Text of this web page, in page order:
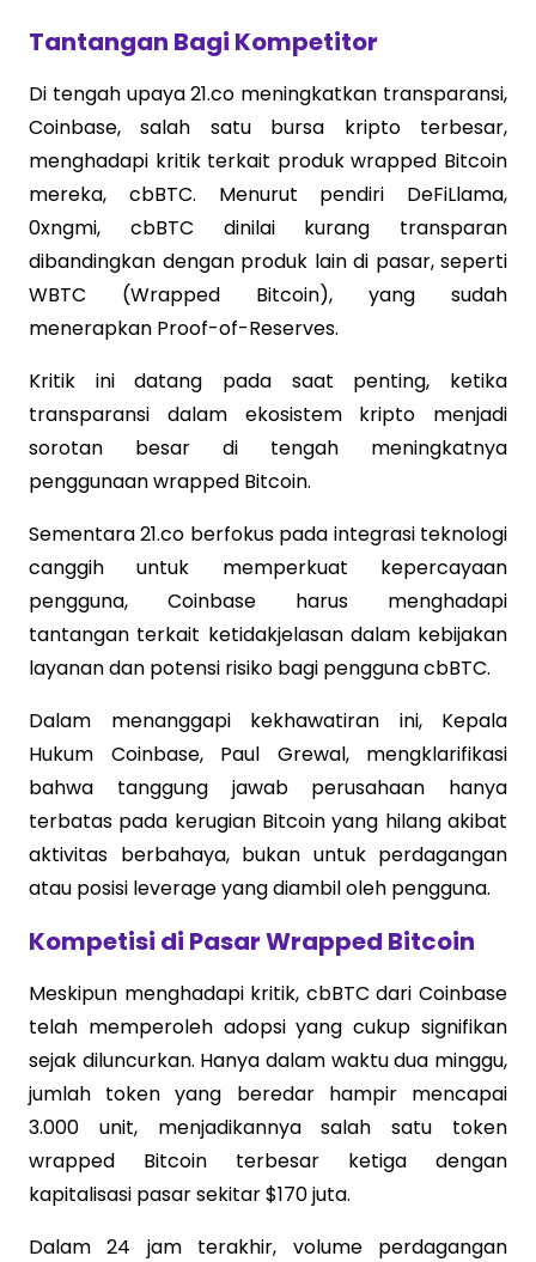
Tantangan Bagi Kompetitor
Di tengah upaya 21.co meningkatkan transparansi,
Coinbase, salah satu bursa kripto terbesar,
menghadapi kritik terkait produk wrapped Bitcoin
mereka, cbBTC. Menurut pendiri DeFiLlama,
0xngmi, cbBTC dinilai kurang transparan
dibandingkan dengan produk lain di pasar, seperti
WBTC (Wrapped Bitcoin), yang sudah
menerapkan Proof-of-Reserves.
Kritik ini datang pada saat penting, ketika
transparansi dalam ekosistem kripto menjadi
sorotan besar di tengah meningkatnya
penggunaan wrapped Bitcoin.
Sementara 21.co berfokus pada integrasi teknologi
canggih untuk memperkuat kepercayaan
pengguna, Coinbase harus menghadapi
tantangan terkait ketidakjelasan dalam kebijakan
layanan dan potensi risiko bagi pengguna cbBTC.
Dalam menanggapi kekhawatiran ini, Kepala
Hukum Coinbase, Paul Grewal, mengklarifikasi
bahwa tanggung jawab perusahaan hanya
terbatas pada kerugian Bitcoin yang hilang akibat
aktivitas berbahaya, bukan untuk perdagangan
atau posisi leverage yang diambil oleh pengguna.
Kompetisi di Pasar Wrapped Bitcoin
Meskipun menghadapi kritik, cbBTC dari Coinbase
telah memperoleh adopsi yang cukup signifikan
sejak diluncurkan. Hanya dalam waktu dua minggu,
jumlah token yang beredar hampir mencapai
3.000 unit, menjadikannya salah satu token
wrapped Bitcoin terbesar ketiga dengan
kapitalisasi pasar sekitar $170 juta.
Dalam 24 jam terakhir, volume perdagangan